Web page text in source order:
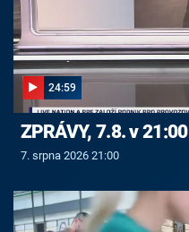
24:59
ZPRÁVY, 7.8. v 21:00
7. srpna 2026 21:00